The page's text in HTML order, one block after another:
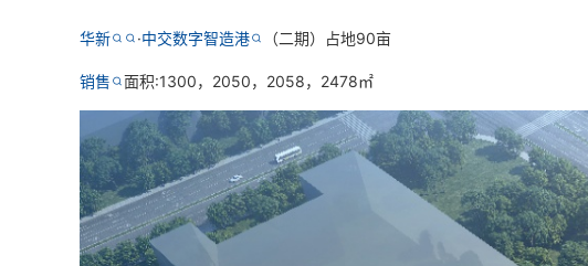
华新 ·中交数字智造港 （二期）占地90亩
销售 面积:1300，2050，2058，2478㎡